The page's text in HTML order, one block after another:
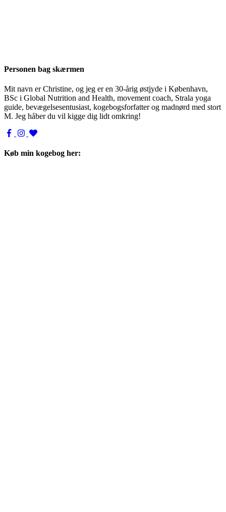
Personen bag skærmen
Mit navn er Christine, og jeg er en 30-årig østjyde i København,
BSc i Global Nutrition and Health, movement coach, Strala yoga
guide, bevægelsesentusiast, kogebogsforfatter og madnørd med stort
M. Jeg håber du vil kigge dig lidt omkring!
Køb min kogebog her: